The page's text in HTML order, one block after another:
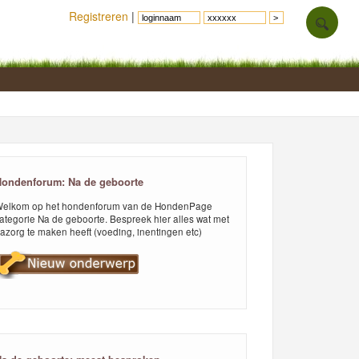
Na de geboorte
op het hondenforum van de HondenPage
Na de geboorte. Bespreek hier alles wat met
te maken heeft (voeding, inentingen etc)
Registreren |